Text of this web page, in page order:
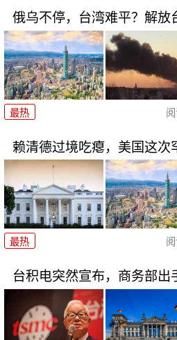
俄乌不停，台湾难平？解放
最热
赖清德过境吃瘪，美国这次
最热
台积电突然宣布，商务部出